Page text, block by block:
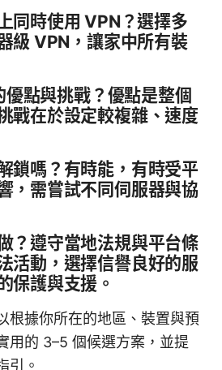
同時使用 VPN？選擇多
級 VPN，讓家中所有裝
點與挑戰？優點是整個
戰在於設定較複雜、速度
鎖嗎？有時能，有時受平
，需嘗試不同伺服器與協
？遵守當地法規與平台條
活動，選擇信譽良好的服
保護與支援。
根據你所在的地區、裝置與預
用的 3–5 個候選方案，並提
引。